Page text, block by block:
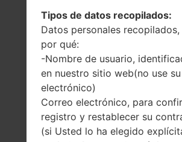
Tipos de datos recopilados:
Datos personales
por qué:
-Nombre de usuario,
en nuestro sitio web(no use
electrónico)
Correo electrónico, para
registro y restablecer su
(si Usted lo ha elegido